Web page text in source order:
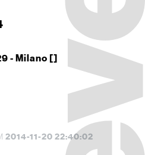
- Milano []
2014-11-20 22:40:02